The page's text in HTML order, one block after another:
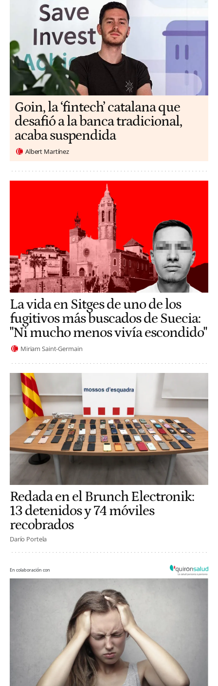
Goin, la ‘fintech’ catalana que
desafió a la banca tradicional,
acaba suspendida
Albert Martínez
La vida en Sitges de uno de los
fugitivos más buscados de Suecia:
"Ni mucho menos vivía escondido"
Miriam Saint-Germain
Redada en el Brunch Electronik:
13 detenidos y 74 móviles
recobrados
Darío Portela
En colaboración con